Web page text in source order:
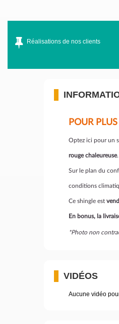
Réalisations de nos clients
POUR
Optez ici pour un
rouge chaleureuse.
Sur le plan du
conditions
Ce shingle est
En bonus, la
*Photo non
VIDÉOS
Aucune vidéo